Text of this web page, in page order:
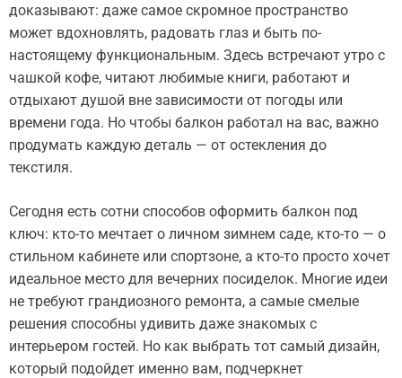
доказывают: даже самое скромное пространство
может вдохновлять, радовать глаз и быть по-
настоящему функциональным. Здесь встречают утро с
чашкой кофе, читают любимые книги, работают и
отдыхают душой вне зависимости от погоды или
времени года. Но чтобы балкон работал на вас, важно
продумать каждую деталь — от остекления до
текстиля.
Сегодня есть сотни способов оформить балкон под
ключ: кто-то мечтает о личном зимнем саде, кто-то — о
стильном кабинете или спортзоне, а кто-то просто хочет
идеальное место для вечерних посиделок. Многие идеи
не требуют грандиозного ремонта, а самые смелые
решения способны удивить даже знакомых с
интерьером гостей. Но как выбрать тот самый дизайн,
который подойдет именно вам, подчеркнет